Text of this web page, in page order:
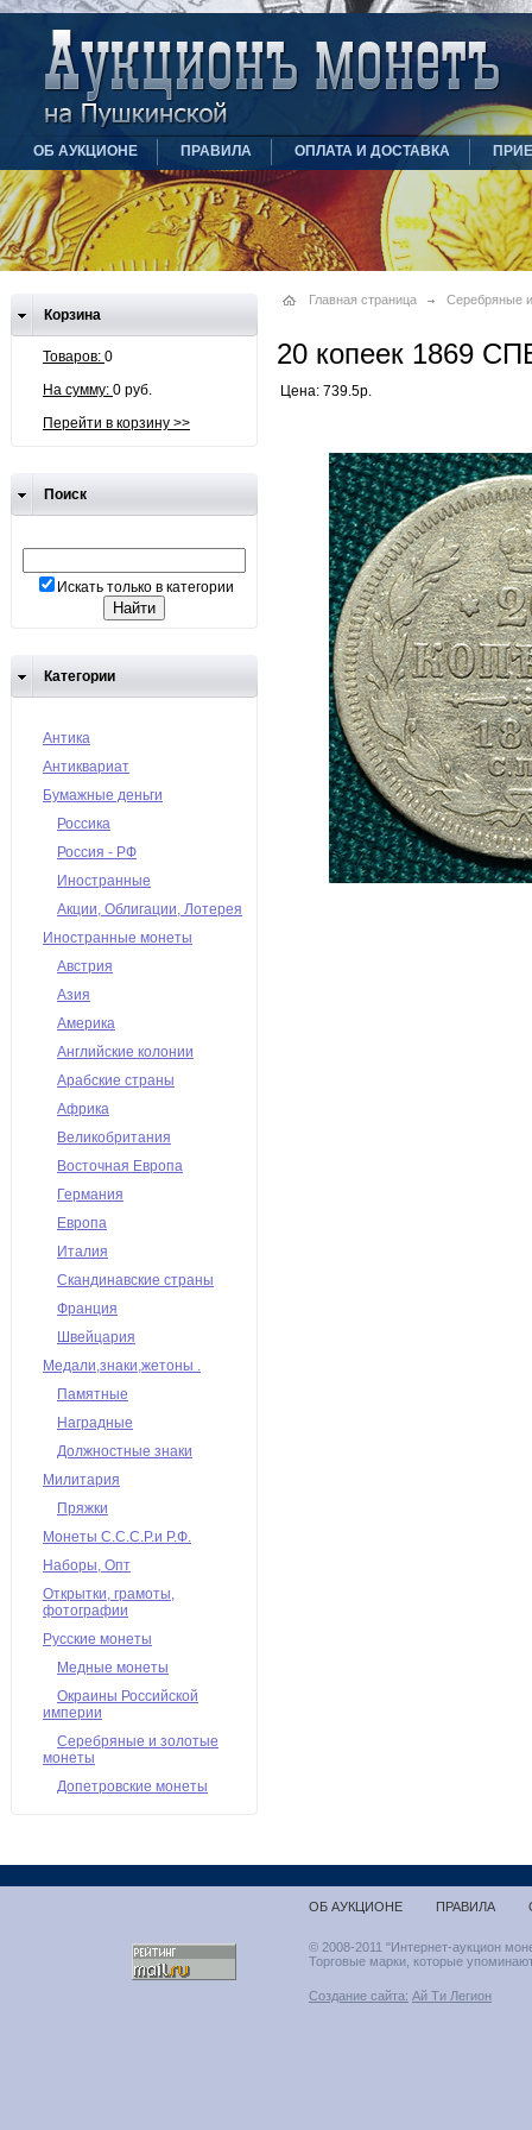
ОБ АУКЦИОНЕ ПРАВИЛА ОПЛАТА И ДОСТАВКА
Корзина
Товаров: 0
На сумму: 0 руб.
Перейти в корзину >>
Поиск
Искать только в категории
Категории
Антика
Антиквариат
Бумажные деньги
Россика
Россия - РФ
Иностранные
Акции, Облигации, Лотерея
Иностранные монеты
Австрия
Азия
Америка
Английские колонии
Арабские страны
Африка
Великобритания
Восточная Европа
Германия
Европа
Италия
Скандинавские страны
Франция
Швейцария
Медали,знаки,жетоны .
Памятные
Наградные
Должностные знаки
Милитария
Пряжки
Монеты С.С.С.Р.и Р.Ф.
Наборы, Опт
Открытки, грамоты,
фотографии
Русские монеты
Медные монеты
Окраины Российской
империи
Серебряные и золотые
монеты
Допетровские монеты
Главная страница Серебряные
20 копеек 1869
Цена: 739.5р.
ОБ АУКЦИОНЕ ПРАВИЛА
© 2008-2011 "Интернет-аукцион
Торговые марки, которые
Создание сайта: Ай Ти Легион